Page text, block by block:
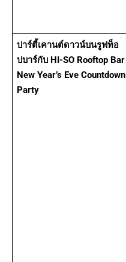
ปาร์ตี้เคานต์ดาวน์บนรูฟท็อ
ปบาร์กับ HI-SO Rooftop Bar
New Year’s Eve Countdown
Party